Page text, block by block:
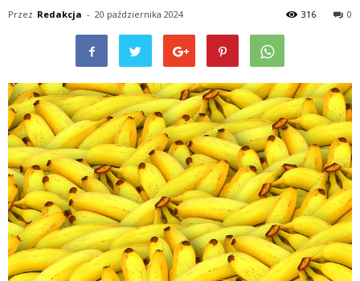
Przez Redakcja - 20 października 2024 0
316